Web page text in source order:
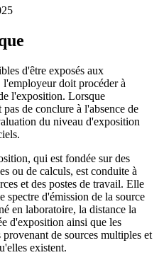
d'être exposés aux
doit procéder à
l'exposition. Lorsque
de conclure à l'absence de
du niveau d'exposition
qui est fondée sur des
ou de calculs, est conduite à
et des postes de travail. Elle
spectre d'émission de la source
en laboratoire, la distance la
d'exposition ainsi que les
de sources multiples et
existent.